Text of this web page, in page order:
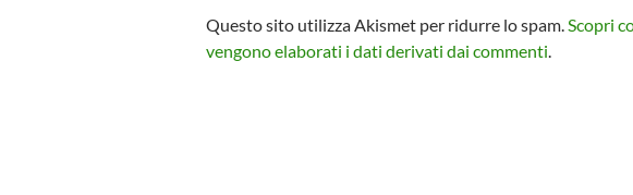
Questo sito utilizza Akismet per ridurre lo spam.Scopri
vengono elaborati i dati derivati dai commenti.